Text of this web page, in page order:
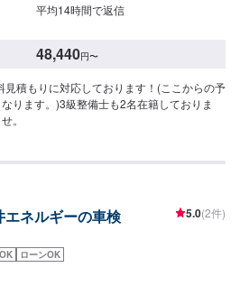
平均14時間で返信
48,440円〜
積もりに対応しております！(ここからの予
ります。)3級整備士も2名在籍しておりま
。
エネルギーの車検 5.0(2件)
ローンOK